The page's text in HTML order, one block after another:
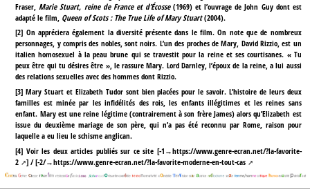
Fraser, Marie Stuart, reine de France et d’Écosse(1969) et l’ouvrage de John Guy dont est
adapté le film, Queen of Scots : The True Life of Mary Stuart(2004).
[2] On appréciera également la diversité présente dans le film. On note que de nombreux
personnages, y compris des nobles, sont noirs. L’un des proches de Mary, David Rizzio, est un
italien homosexuel à la peau brune qui se travestit pour la reine et ses courtisanes. « Tu
peux être qui tu désires être », le rassure Mary. Lord Darnley, l’époux de la reine, a lui aussi
des relations sexuelles avec des hommes dont Rizzio.
[3]Mary Stuart et Elizabeth Tudor sont bien placées pour le savoir. L’histoire de leurs deux
familles est minée par les infidélités des rois, les enfants illégitimes et les reines sans
enfant. Mary est une reine légitime (contrairement à son frère James) alors qu’Elizabeth est
issue du deuxième mariage de son père, qui n’a pas été reconnu par Rome, raison pour
laquelle a eu lieu le schisme anglican.
[4] Voir les deux articles publiés sur ce site [-1→https://www.genre-ecran.net/?la-favorite-
2
] / [-2/→https://www.genre-ecran.net/?la-favorite-moderne-en-tout-cas